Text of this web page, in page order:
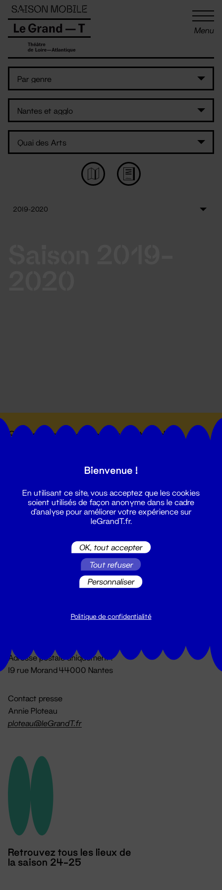
Menu
Suivez toutes les actualités du
Du lundi au vendredi 14h → 18h
Adresse postale uniquement :
19 rue Morand 44000 Nantes
Contact presse
Annie Ploteau
ploteau@leGrandT.fr
Retrouvez tous les lieux de
la saison 24-25
Panneau de gestion des cookies
Bienvenue !
En utilisant ce site, vous acceptez que les cookies
soient utilisés de façon anonyme dans le cadre
d'analyse pour améliorer votre expérience sur
leGrandT.fr.
OK, tout accepter
Tout refuser
Personnaliser
Politique de confidentialité